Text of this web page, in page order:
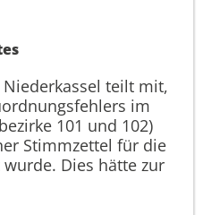
teilt mit,
im
101 und 102)
Stimmzettel für die
Dies hätte zur